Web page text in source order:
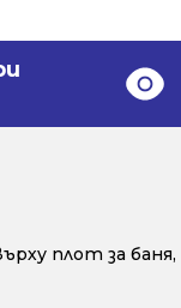
плот за баня,